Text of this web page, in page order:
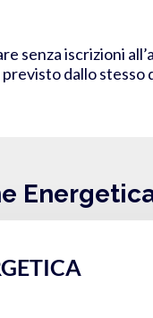
senza iscrizioni
dallo stesso